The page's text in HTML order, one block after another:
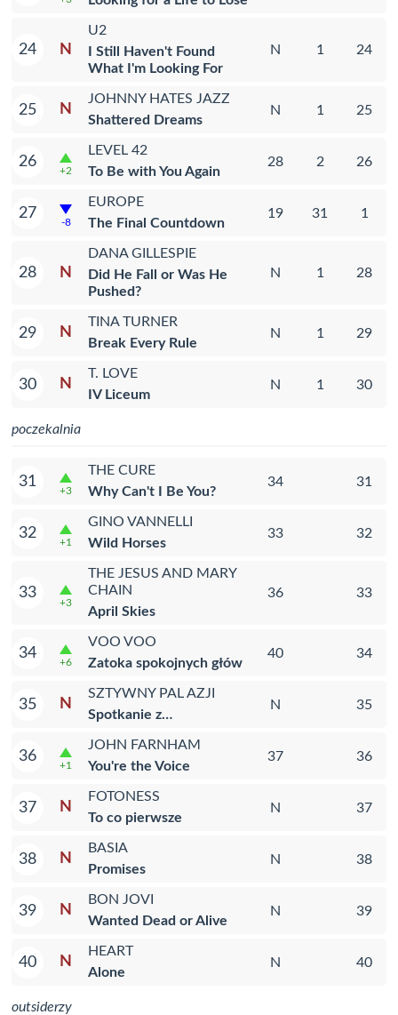
24 N
U2
I Still Haven't Found
What I'm Looking For
N 1 24
25 N
JOHNNY HATES JAZZ
Shattered Dreams
N 1 25
26
+2
LEVEL 42
To Be with You Again
28 2 26
27
-8
EUROPE
The Final Countdown
19 31 1
28 N
DANA GILLESPIE
Did He Fall or Was He
Pushed?
N 1 28
29 N
TINA TURNER
Break Every Rule
N 1 29
30 N
T. LOVE
IV Liceum
N 1 30
poczekalnia
31
+3
THE CURE
Why Can't I Be You?
34 31
32
+1
GINO VANNELLI
Wild Horses
33 32
33
+3
THE JESUS AND MARY
CHAIN
April Skies
36 33
34
+6
VOO VOO
Zatoka spokojnych głów
40 34
35 N
SZTYWNY PAL AZJI
Spotkanie z…
N 35
36
+1
JOHN FARNHAM
You're the Voice
37 36
37 N
FOTONESS
To co pierwsze
N 37
38 N
BASIA
Promises
N 38
39 N
BON JOVI
Wanted Dead or Alive
N 39
40 N
HEART
Alone
N 40
outsiderzy